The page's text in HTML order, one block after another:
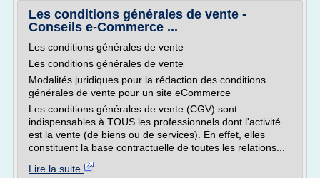
Les conditions générales de vente -
Conseils e-Commerce ...
Les conditions générales de vente
Les conditions générales de vente
Modalités juridiques pour la rédaction des conditions
générales de vente pour un site eCommerce
Les conditions générales de vente (CGV) sont
indispensables à TOUS les professionnels dont l'activité
est la vente (de biens ou de services). En effet, elles
constituent la base contractuelle de toutes les relations...
Lire la suite